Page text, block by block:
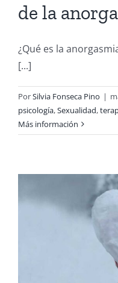
de la
¿Qué es la
[...]
PorSilvia Fonseca Pino |
psicología,Sexualidad,
Más información